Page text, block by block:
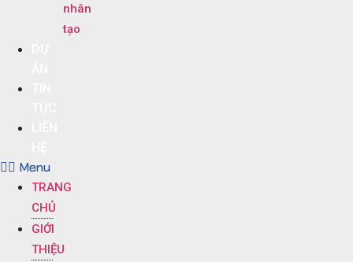
nhân
tạo
Menu
TRANG
CHỦ
GIỚI
THIỆU